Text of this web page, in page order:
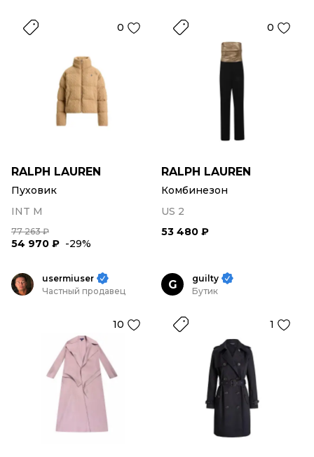
0
RALPH LAUREN
Пуховик
INT M
77 263 ₽
54 970 ₽ -29%
0
RALPH LAUREN
Комбинезон
US 2
53 480 ₽
usermiuser
Частный продавец
10
G
guilty
Бутик
1